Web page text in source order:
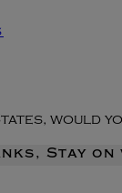
would
Stay